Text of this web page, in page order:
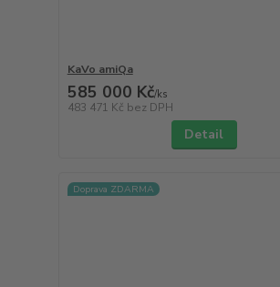
KaVo amiQa
585 000 Kč/ks
483 471 Kč bez DPH
Detail
Doprava ZDARMA